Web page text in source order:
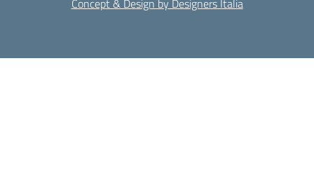
Concept & Design by Designers Italia